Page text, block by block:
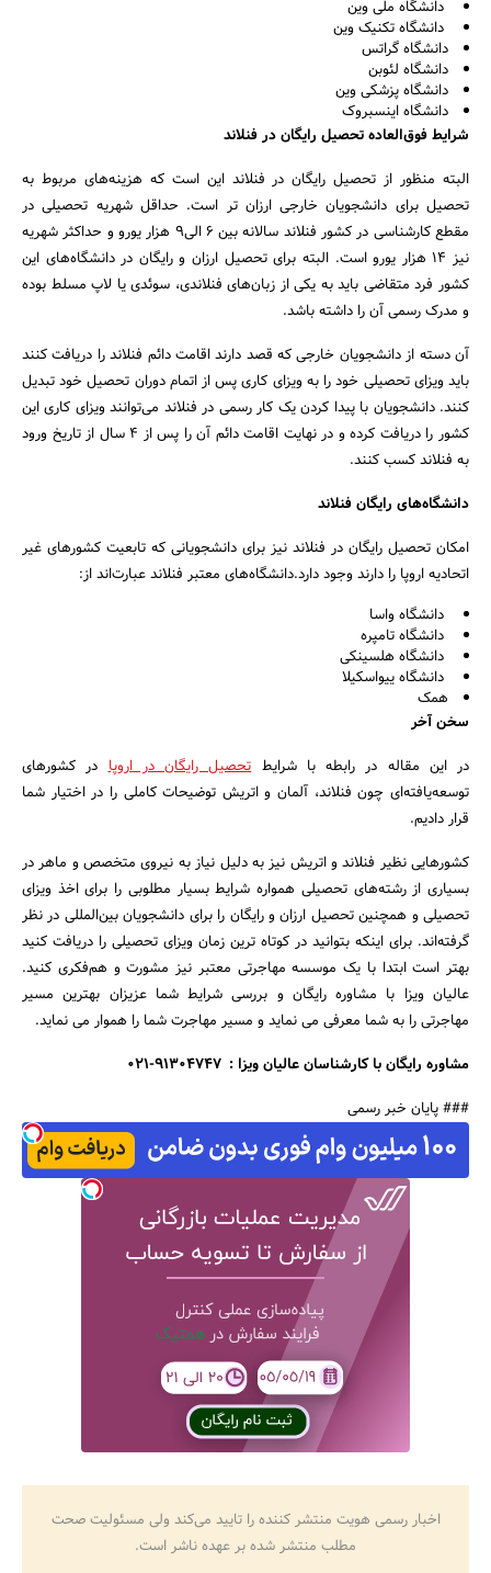
دانشگاه ملی وین
دانشگاه تکنیک وین
دانشگاه گراتس
دانشگاه لئوبن
دانشگاه پزشکی وین
دانشگاه اینسبروک
شرایط فوق‌العاده تحصیل رایگان در فنلاند
البته منظور از تحصیل رایگان در فنلاند این است که هزینه‌های مربوط به
تحصیل برای دانشجویان خارجی ارزان ‌تر است. حداقل شهریه تحصیلی در
مقطع کارشناسی در کشور فنلاند سالانه بین ۶ الی۹ هزار یورو و حداکثر شهریه
نیز ۱۴ هزار یورو است. البته برای تحصیل ارزان و رایگان در دانشگاه‌های این
کشور فرد متقاضی باید به یکی از زبان‌های فنلاندی، سوئدی یا لاپ مسلط بوده
و مدرک رسمی آن را داشته باشد.
آن دسته از دانشجویان خارجی که قصد دارند اقامت دائم فنلاند را دریافت کنند
باید ویزای تحصیلی خود را به ویزای کاری پس از اتمام دوران تحصیل خود تبدیل
کنند. دانشجویان با پیدا کردن یک کار رسمی در فنلاند می‌توانند ویزای کاری این
کشور را دریافت کرده و در نهایت اقامت دائم آن را پس از ۴ سال از تاریخ ورود
به فنلاند کسب کنند.
دانشگاه‌های رایگان فنلاند
امکان تحصیل رایگان در فنلاند نیز برای دانشجویانی که تابعیت کشورهای غیر
اتحادیه اروپا را دارند وجود دارد.دانشگاه‌های معتبر فنلاند عبارت‌اند از:
دانشگاه واسا
دانشگاه تامپره
دانشگاه هلسینکی
دانشگاه ییواسکیلا
همک
سخن آخر
در این مقاله در رابطه با شرایطتحصیل رایگان در اروپادر کشورهای
توسعه‌یافته‌ای چون فنلاند، آلمان و اتریش توضیحات کاملی را در اختیار شما
قرار دادیم.
کشورهایی نظیر فنلاند و اتریش نیز به دلیل نیاز به نیروی متخصص و ماهر در
بسیاری از رشته‌های تحصیلی همواره شرایط بسیار مطلوبی را برای اخذ ویزای
تحصیلی و همچنین تحصیل ارزان و رایگان را برای دانشجویان بین‌المللی در نظر
گرفته‌اند. برای اینکه بتوانید در کوتاه ‌ترین زمان ویزای تحصیلی را دریافت کنید
بهتر است ابتدا با یک موسسه مهاجرتی معتبر نیز مشورت و هم‌فکری کنید.
عالیان ویزا با مشاوره رایگان و بررسی شرایط شما عزیزان بهترین مسیر
مهاجرتی را به شما معرفی می نماید و مسیر مهاجرت شما را هموار می نماید.
مشاوره رایگان با کارشناسان عالیان ویزا : 91304747-021
### پایان خبر رسمی
اخبار رسمی هویت منتشر کننده را تایید می‌کند ولی مسئولیت صحت
مطلب منتشر شده بر عهده ناشر است.